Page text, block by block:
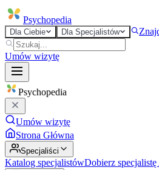
Psychopedia
Dla Ciebie Dla Specjalistów
Umów wizytę
Psychopedia
Umów wizytę
Strona Główna
Specjaliści
Katalog specjalistówDobierz